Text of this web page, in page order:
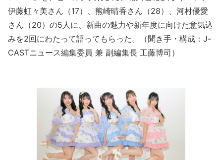
伊藤虹々美さん（17）、熊崎晴香さん（28）、河村優愛
さん（20）の5人に、新曲の魅力や新年度に向けた意気込
みを2回にわたって語ってもらった。（聞き手・構成：J-
CASTニュース編集委員 兼 副編集長 工藤博司）